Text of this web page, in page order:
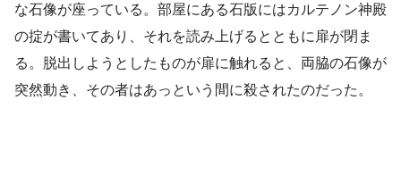
な石像が座っている。部屋にある石版にはカルテノン神殿
の掟が書いてあり、それを読み上げるとともに扉が閉ま
る。脱出しようとしたものが扉に触れると、両脇の石像が
突然動き、その者はあっという間に殺されたのだった。